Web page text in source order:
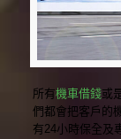
所有機車借錢或
們都會把客戶的
有24小時保全及